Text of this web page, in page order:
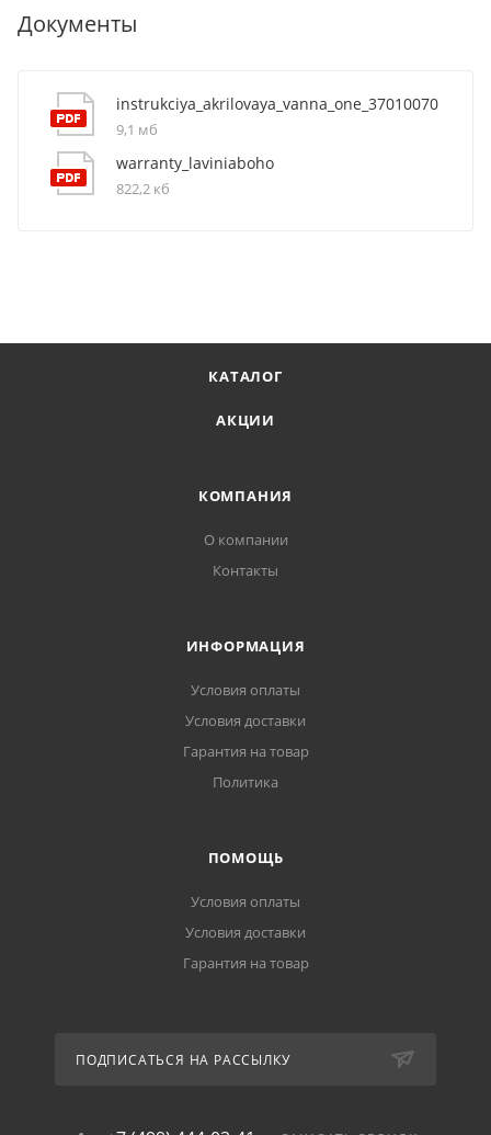
Документы
instrukciya_akrilovaya_vanna_one_37010070
9,1 мб
warranty_laviniaboho
822,2 кб
КАТАЛОГ
АКЦИИ
КОМПАНИЯ
О компании
Контакты
ИНФОРМАЦИЯ
Условия оплаты
Условия доставки
Гарантия на товар
Политика
ПОМОЩЬ
Условия оплаты
Условия доставки
Гарантия на товар
ПОДПИСАТЬСЯ НА РАССЫЛКУ